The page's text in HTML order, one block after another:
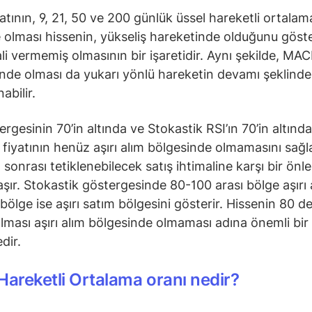
9, 21, 50 ve 200 günlük üssel hareketli
olması hissenin, yükseliş hareketinde olduğunu
vermemiş olmasının bir işaretidir. Aynı şekilde,
olması da yukarı yönlü hareketin devamı şeklinde
70’in altında ve Stokastik RSI’ın 70’in
henüz aşırı alım bölgesinde olmamasını
sonrası tetiklenebilecek satış ihtimaline karşı bir
Stokastik göstergesinde 80-100 arası bölge aşırı
ise aşırı satım bölgesini gösterir. Hissenin 80
aşırı alım bölgesinde olmaması adına önemli bir
Ortalama oranı nedir?